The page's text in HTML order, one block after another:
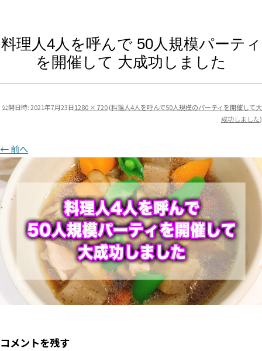
料理人4人を呼んで 50人規模パーティ
を開催して 大成功しました
公開日時:2021年7月23日1280 × 720(料理人4人を呼んで50人規模のパーティを開催して大
成功しました)
← 前へ
コメントを残す